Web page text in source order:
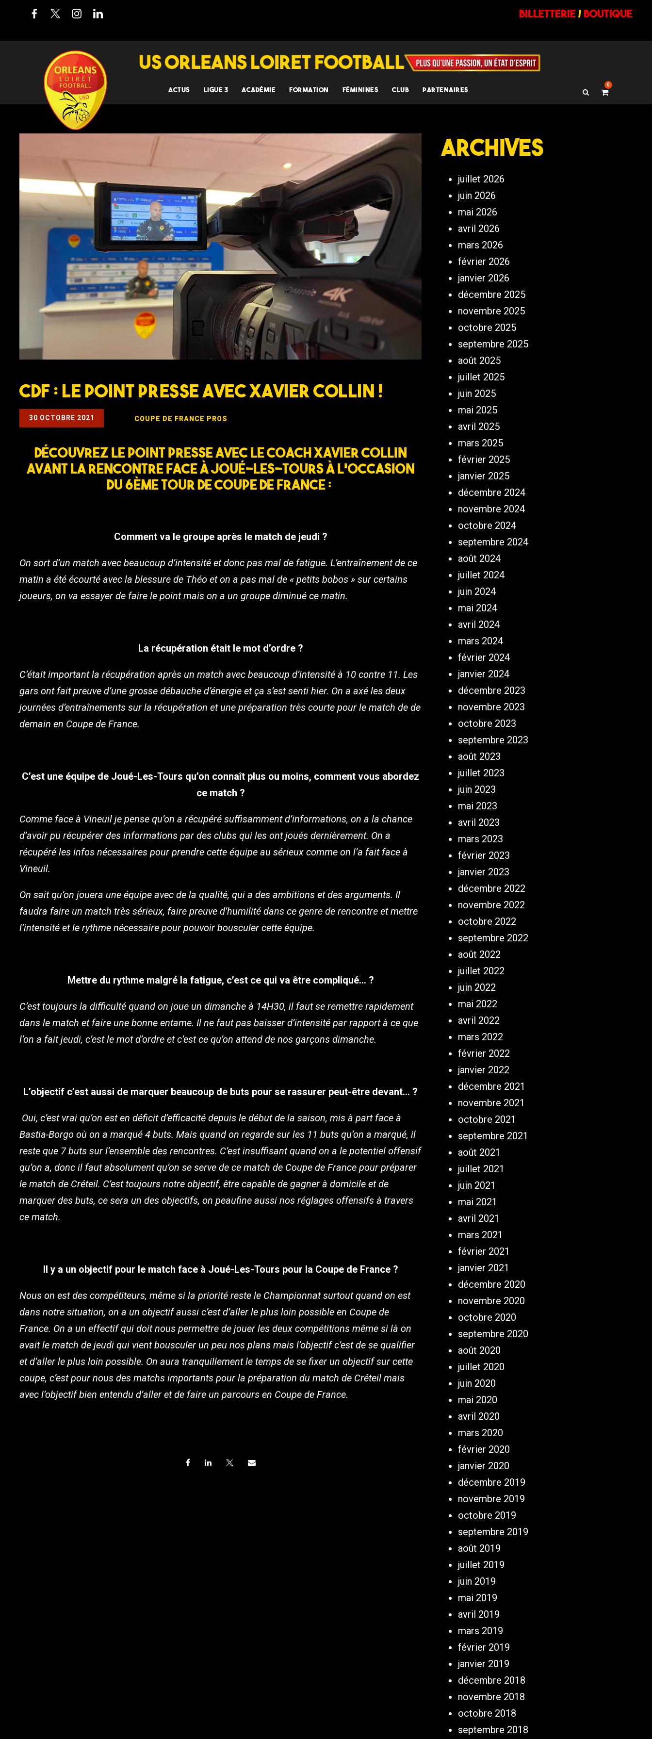
billetterie/ BOUTIQUE
ACTUS LIGUE 3 ACADÉMIE FORMATION FÉMININES CLUB PARTENAIRES
0
CDF : Le Point Presse avec Xavier Collin !
30 OCTOBRE 2021 COUPE DE FRANCE PROS
Découvrez le point presse avec le coach Xavier Collin
avant la rencontre face à Joué-Les-Tours à l’occasion
du 6ème Tour de Coupe de France :
Comment va le groupe après le match de jeudi ?
On sort d’un match avec beaucoup d’intensité et donc pas mal de fatigue. L’entraînement de ce
matin a été écourté avec la blessure de Théo et on a pas mal de « petits bobos » sur certains
joueurs, on va essayer de faire le point mais on a un groupe diminué ce matin.
La récupération était le mot d’ordre ?
C’était important la récupération après un match avec beaucoup d’intensité à 10 contre 11. Les
gars ont fait preuve d’une grosse débauche d’énergie et ça s’est senti hier. On a axé les deux
journées d’entraînements sur la récupération et une préparation très courte pour le match de de
demain en Coupe de France.
C’est une équipe de Joué-Les-Tours qu’on connaît plus ou moins, comment vous abordez
ce match ?
Comme face à Vineuil je pense qu’on a récupéré suffisamment d’informations, on a la chance
d’avoir pu récupérer des informations par des clubs qui les ont joués dernièrement. On a
récupéré les infos nécessaires pour prendre cette équipe au sérieux comme on l’a fait face à
Vineuil.
On sait qu’on jouera une équipe avec de la qualité, qui a des ambitions et des arguments. Il
faudra faire un match très sérieux, faire preuve d’humilité dans ce genre de rencontre et mettre
l’intensité et le rythme nécessaire pour pouvoir bousculer cette équipe.
Mettre du rythme malgré la fatigue, c’est ce qui va être compliqué… ?
C’est toujours la difficulté quand on joue un dimanche à 14H30, il faut se remettre rapidement
dans le match et faire une bonne entame. Il ne faut pas baisser d’intensité par rapport à ce que
l’on a fait jeudi, c’est le mot d’ordre et c’est ce qu’on attend de nos garçons dimanche.
L’objectif c’est aussi de marquer beaucoup de buts pour se rassurer peut-être devant… ?
Oui, c’est vrai qu’on est en déficit d’efficacité depuis le début de la saison, mis à part face à
Bastia-Borgo où on a marqué 4 buts. Mais quand on regarde sur les 11 buts qu’on a marqué, il
reste que 7 buts sur l’ensemble des rencontres. C’est insuffisant quand on a le potentiel offensif
qu’on a, donc il faut absolument qu’on se serve de ce match de Coupe de France pour préparer
le match de Créteil. C’est toujours notre objectif, être capable de gagner à domicile et de
marquer des buts, ce sera un des objectifs, on peaufine aussi nos réglages offensifs à travers
ce match.
Il y a un objectif pour le match face à Joué-Les-Tours pour la Coupe de France ?
Nous on est des compétiteurs, même si la priorité reste le Championnat surtout quand on est
dans notre situation, on a un objectif aussi c’est d’aller le plus loin possible en Coupe de
France. On a un effectif qui doit nous permettre de jouer les deux compétitions même si là on
avait le match de jeudi qui vient bousculer un peu nos plans mais l’objectif c’est de se qualifier
et d’aller le plus loin possible. On aura tranquillement le temps de se fixer un objectif sur cette
coupe, c’est pour nous des matchs importants pour la préparation du match de Créteil mais
avec l’objectif bien entendu d’aller et de faire un parcours en Coupe de France.
Archives
juillet 2026
juin 2026
mai 2026
avril 2026
mars 2026
février 2026
janvier 2026
décembre 2025
novembre 2025
octobre 2025
septembre 2025
août 2025
juillet 2025
juin 2025
mai 2025
avril 2025
mars 2025
février 2025
janvier 2025
décembre 2024
novembre 2024
octobre 2024
septembre 2024
août 2024
juillet 2024
juin 2024
mai 2024
avril 2024
mars 2024
février 2024
janvier 2024
décembre 2023
novembre 2023
octobre 2023
septembre 2023
août 2023
juillet 2023
juin 2023
mai 2023
avril 2023
mars 2023
février 2023
janvier 2023
décembre 2022
novembre 2022
octobre 2022
septembre 2022
août 2022
juillet 2022
juin 2022
mai 2022
avril 2022
mars 2022
février 2022
janvier 2022
décembre 2021
novembre 2021
octobre 2021
septembre 2021
août 2021
juillet 2021
juin 2021
mai 2021
avril 2021
mars 2021
février 2021
janvier 2021
décembre 2020
novembre 2020
octobre 2020
septembre 2020
août 2020
juillet 2020
juin 2020
mai 2020
avril 2020
mars 2020
février 2020
janvier 2020
décembre 2019
novembre 2019
octobre 2019
septembre 2019
août 2019
juillet 2019
juin 2019
mai 2019
avril 2019
mars 2019
février 2019
janvier 2019
décembre 2018
novembre 2018
octobre 2018
septembre 2018